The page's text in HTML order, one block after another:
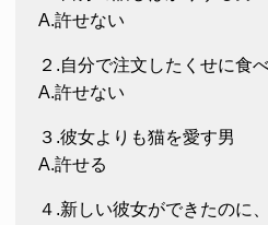
A.許せない
２.自分で注文したくせに食
A.許せない
３.彼女よりも猫を愛す男
A.許せる
４.新しい彼女ができたのに